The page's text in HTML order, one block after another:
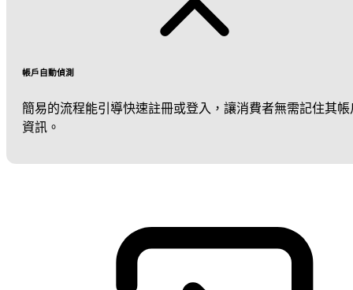
帳戶自動偵測
簡易的流程能引導快速註冊或登入，讓消費者無需記住其帳
資訊。